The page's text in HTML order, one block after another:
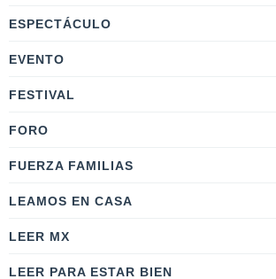
ESPECTÁCULO
EVENTO
FESTIVAL
FORO
FUERZA FAMILIAS
LEAMOS EN CASA
LEER MX
LEER PARA ESTAR BIEN